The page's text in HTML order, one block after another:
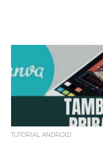
TUTORIAL ANDROID